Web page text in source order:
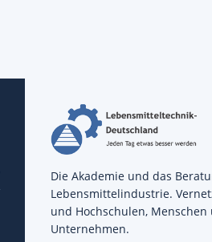
Die Akademie und das
Lebensmittelindustrie.
und Hochschulen, Menschen
Unternehmen.